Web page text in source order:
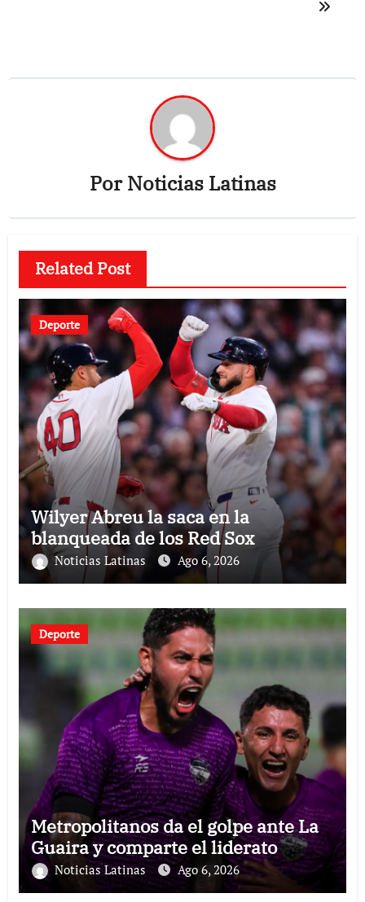
PorNoticias Latinas
Related Post
Deporte
Wilyer Abreu la saca en la
blanqueada de los Red Sox
Noticias Latinas Ago 6, 2026
Deporte
Metropolitanos da el golpe ante La
Guaira y comparte el liderato
Noticias Latinas Ago 6, 2026